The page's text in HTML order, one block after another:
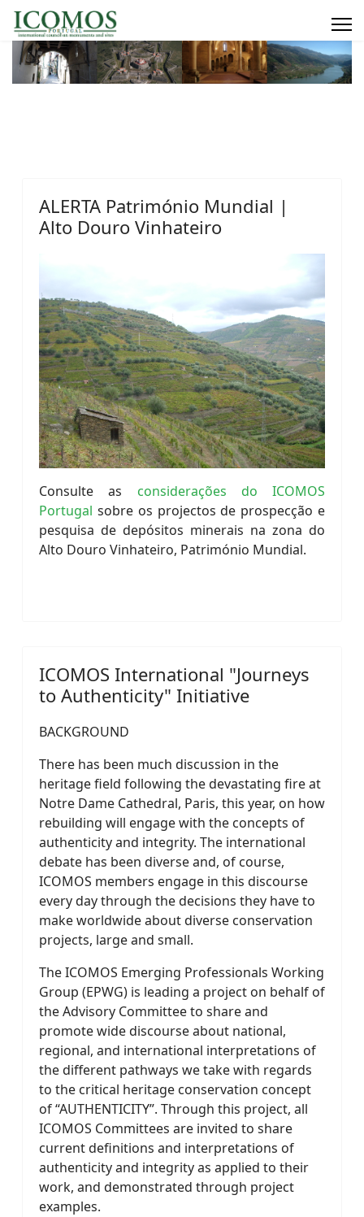
ALERTA Património Mundial |
Alto Douro Vinhateiro
Consulte as considerações do ICOMOS
Portugal sobre os projectos de prospecção e
pesquisa de depósitos minerais na zona do
Alto Douro Vinhateiro, Património Mundial.
ICOMOS International "Journeys
to Authenticity" Initiative
BACKGROUND
There has been much discussion in the
heritage field following the devastating fire at
Notre Dame Cathedral, Paris, this year, on how
rebuilding will engage with the concepts of
authenticity and integrity. The international
debate has been diverse and, of course,
ICOMOS members engage in this discourse
every day through the decisions they have to
make worldwide about diverse conservation
projects, large and small.
The ICOMOS Emerging Professionals Working
Group (EPWG) is leading a project on behalf of
the Advisory Committee to share and
promote wide discourse about national,
regional, and international interpretations of
the different pathways we take with regards
to the critical heritage conservation concept
of “AUTHENTICITY”. Through this project, all
ICOMOS Committees are invited to share
current definitions and interpretations of
authenticity and integrity as applied to their
work, and demonstrated through project
examples.